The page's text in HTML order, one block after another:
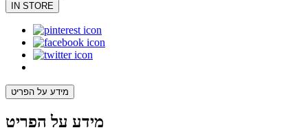
IN STORE
מידע על הפריט
מידע על הפריט